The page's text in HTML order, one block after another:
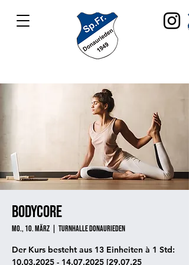
Bodycore
Mo., 10. März Turnhalle Donaurieden
Der Kurs besteht aus 13 Einheiten à 1 Std:
10.03.2025 - 14.07.2025 [29.07.25